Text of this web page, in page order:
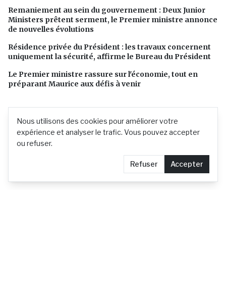
Nous utilisons des cookies pour améliorer votre
expérience et analyser le trafic. Vous pouvez accepter
ou refuser.
Refuser Accepter
Remaniement au sein du gouvernement : Deux Junior
Ministers prêtent serment, le Premier ministre annonce
de nouvelles évolutions
Résidence privée du Président : les travaux concernent
uniquement la sécurité, affirme le Bureau du Président
Le Premier ministre rassure sur l'économie, tout en
préparant Maurice aux défis à venir